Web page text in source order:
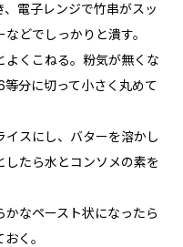
、電子レンジで竹串がスッ
どでしっかりと潰す。
よくこねる。粉気が無くな
等分に切って小さく丸めて
イスにし、バターを溶かし
したら水とコンソメの素を
かなペースト状になったら
く。